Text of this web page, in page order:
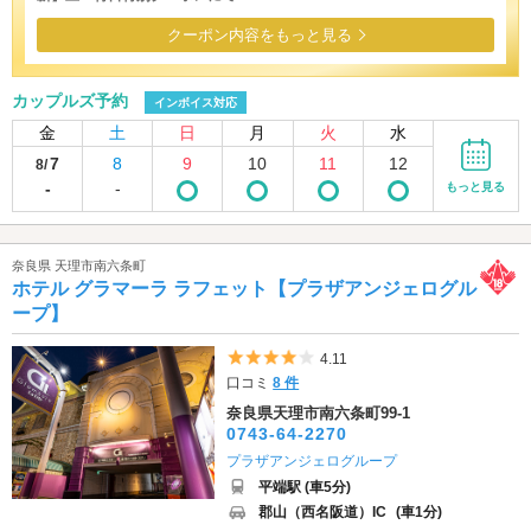
クーポン内容をもっと見る
カップルズ予約 インボイス対応
金 土 日 月 火 水
8/7
-
8
-
9 10 11 12
もっと見る
奈良県 天理市南六条町
ホテル グラマーラ ラフェット【プラザアンジェログル
ープ】
5つ星のうち4
4.11
口コミ8 件
奈良県天理市南六条町99-1
0743-64-2270
プラザアンジェログループ
平端駅 (車5分)
郡山（西名阪道）IC (車1分)